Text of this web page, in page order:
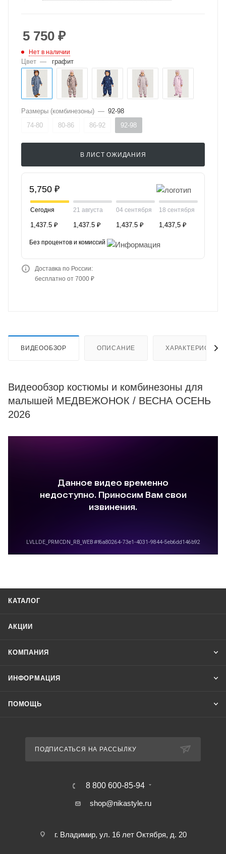
5 750 ₽
Нет в наличии
Цвет — графит
Размеры (комбинезоны) — 92-98
74-80
80-86 86-92 92-98
В ЛИСТ ОЖИДАНИЯ
5,750 ₽
Сегодня
1,437.5 ₽
21 августа
1,437.5 ₽
04 сентября
1,437.5 ₽
18 сентября
1,437,5 ₽
Без процентов и комиссий
Доставка по России:
бесплатно от 7000 ₽
ВИДЕООБЗОР ОПИСАНИЕ
Видеообзор костюмы и комбинезоны для
малышей МЕДВЕЖОНОК / ВЕСНА ОСЕНЬ
2026
КАТАЛОГ
АКЦИИ
КОМПАНИЯ
ИНФОРМАЦИЯ
ПОМОЩЬ
ПОДПИСАТЬСЯ НА РАССЫЛКУ
8 800 600-85-94
shop@nikastyle.ru
г. Владимир, ул. 16 лет Октября, д. 20